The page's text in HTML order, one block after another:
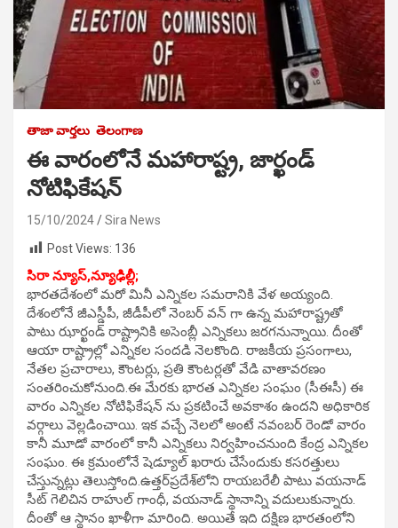
తాజా వార్తలు తెలంగాణ
ఈ వారంలోనే మహారాష్ట్ర, జార్ఖండ్
నోటిఫికేషన్
15/10/2024
Sira News
Post Views: 136
సిరా న్యూస్,న్యూఢిల్లీ;
భారతదేశంలో మరో మినీ ఎన్నికల సమరానికి వేళ అయ్యంది.
దేశంలోనే జీఎస్డీపీ, జీడీపీలో నెంబర్ వన్ గా ఉన్న మహారాష్ట్రతో
పాటు ఝార్ఖండ్‌ రాష్ట్రానికి అసెంబ్లీ ఎన్నికలు జరగనున్నాయి. దీంతో
ఆయా రాష్ట్రాల్లో ఎన్నికల సందడి నెలకొంది. రాజకీయ ప్రసంగాలు,
నేతల ప్రచారాలు, కౌంటర్లు, ప్రతి కౌంటర్లతో వేడి వాతావరణం
సంతరించుకోనుంది.ఈ మేరకు భారత ఎన్నికల సంఘం (సీఈసీ) ఈ
వారం ఎన్నికల నోటిఫికేషన్ ను ప్రకటించే అవకాశం ఉందని అధికారిక
వర్గాలు వెల్లడించాయి. ఇక వచ్చే నెలలో అంటే నవంబర్‌ రెండో వారం
కానీ మూడో వారంలో కానీ ఎన్నికలు నిర్వహించనుంది కేంద్ర ఎన్నికల
సంఘం. ఈ క్రమంలోనే షెడ్యూల్ ఖరారు చేసేందుకు కసరత్తులు
చేస్తున్నట్లు తెలుస్తోంది.ఉత్తర్‌ప్రదేశ్‌లోని రాయబరేలీ పాటు వయనాడ్‌
సీట్ గెలిచిన రాహుల్ గాంధీ, వయనాడ్ స్థానాన్ని వదులుకున్నారు.
దీంతో ఆ స్థానం ఖాళీగా మారింది. అయితే ఇది దక్షిణ భారతంలోని